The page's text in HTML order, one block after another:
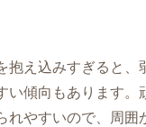
抱え込みすぎると、
い傾向もあります。
れやすいので、周